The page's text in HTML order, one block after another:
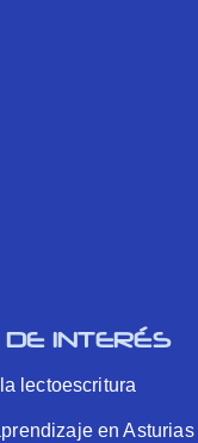
INTERÉS
lectoescritura
en Asturias